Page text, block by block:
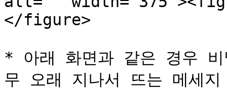
</figure>
* 아래 화면과 같은 경우 비
무 오래 지나서 뜨는 메세